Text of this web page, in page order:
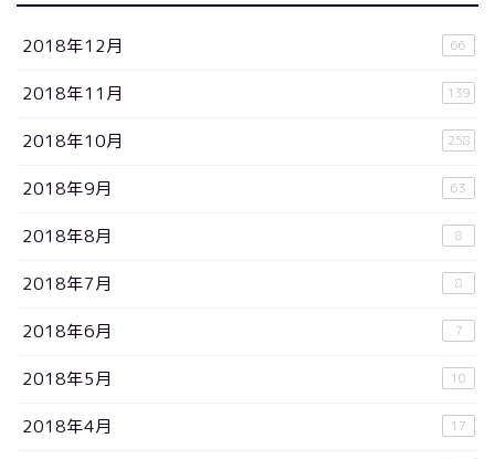
2018年12月 66
2018年11月 139
2018年10月 258
2018年9月 63
2018年8月 8
2018年7月 8
2018年6月 7
2018年5月 10
2018年4月 17